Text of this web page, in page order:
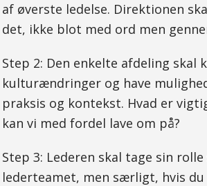
af øverste ledelse. Direktionen
det, ikke blot med ord men
Step 2: Den enkelte afdeling skal
kulturændringer og have
praksis og kontekst. Hvad er
kan vi med fordel lave om på?
Step 3: Lederen skal tage sin
lederteamet, men særligt, hvis